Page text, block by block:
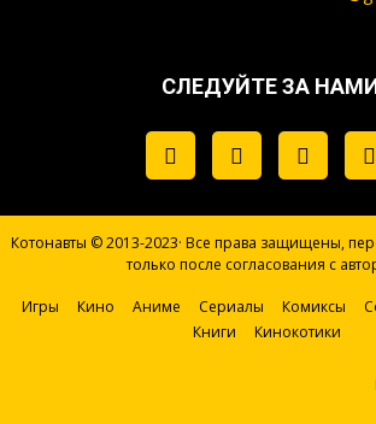
СЛЕДУЙТЕ ЗА
Котонавты © 2013-2023· Все права защищены,
только после согласования с
Игры Кино Аниме Сериалы Комиксы
Книги
Кинокотики